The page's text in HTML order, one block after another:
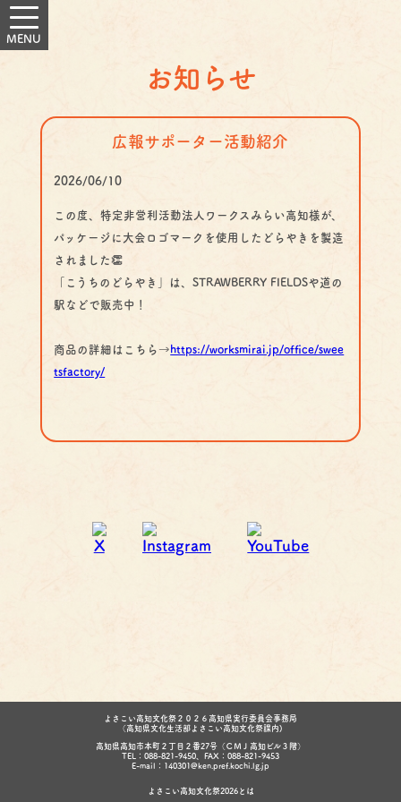
お知らせ
広報サポーター活動紹介
2026/06/10
この度、特定非営利活動法人ワークスみらい高知様が、
パッケージに大会ロゴマークを使用したどらやきを製造
されました👏
「こうちのどらやき」は、STRAWBERRY FIELDSや道の
駅などで販売中！
商品の詳細はこちら→ https://worksmirai.jp/office/swee
tsfactory/
よさこい高知文化祭２０２６高知県実行委員会事務局
（高知県文化生活部よさこい高知文化祭課内)
高知県高知市本町２丁目２番27号（ＣＭＪ高知ビル３階）
TEL：088-821-9450、FAX：088-821-9453
E-mail：140301@ken.pref.kochi.lg.jp
よさこい高知文化祭2026とは